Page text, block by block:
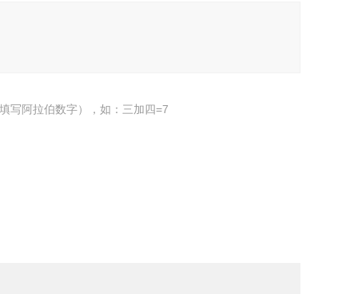
写阿拉伯数字），如：三加四=7